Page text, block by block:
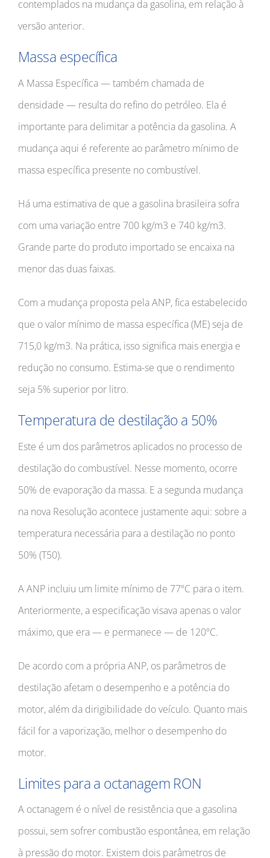
contemplados na mudança da gasolina, em relação à
versão anterior.
Massa específica
A Massa Específica — também chamada de
densidade — resulta do refino do petróleo. Ela é
importante para delimitar a potência da gasolina. A
mudança aqui é referente ao parâmetro mínimo de
massa específica presente no combustível.
Há uma estimativa de que a gasolina brasileira sofra
com uma variação entre 700 kg/m3 e 740 kg/m3.
Grande parte do produto importado se encaixa na
menor das duas faixas.
Com a mudança proposta pela ANP, fica estabelecido
que o valor mínimo de massa específica (ME) seja de
715,0 kg/m3. Na prática, isso significa mais energia e
redução no consumo. Estima-se que o rendimento
seja 5% superior por litro.
Temperatura de destilação a 50%
Este é um dos parâmetros aplicados no processo de
destilação do combustível. Nesse momento, ocorre
50% de evaporação da massa. E a segunda mudança
na nova Resolução acontece justamente aqui: sobre a
temperatura necessária para a destilação no ponto
50% (T50).
A ANP incluiu um limite mínimo de 77ºC para o item.
Anteriormente, a especificação visava apenas o valor
máximo, que era — e permanece — de 120ºC.
De acordo com a própria ANP, os parâmetros de
destilação afetam o desempenho e a potência do
motor, além da dirigibilidade do veículo. Quanto mais
fácil for a vaporização, melhor o desempenho do
motor.
Limites para a octanagem RON
A octanagem é o nível de resistência que a gasolina
possui, sem sofrer combustão espontânea, em relação
à pressão do motor. Existem dois parâmetros de